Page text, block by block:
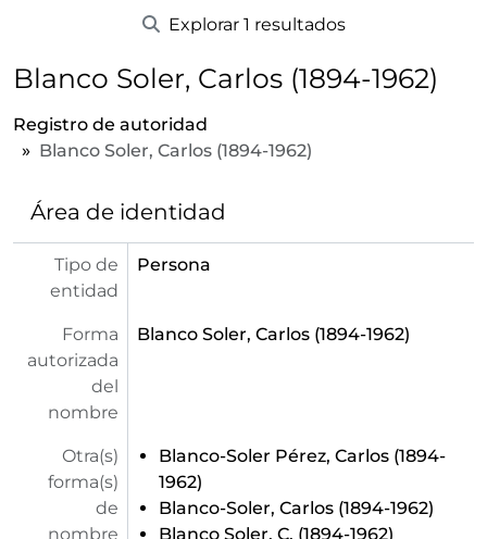
Explorar 1 resultados
Blanco Soler, Carlos (1894-1962)
Registro de autoridad
Blanco Soler, Carlos (1894-1962)
Área de identidad
Tipo de
entidad
Persona
Forma
autorizada
del
nombre
Blanco Soler, Carlos (1894-1962)
Otra(s)
forma(s)
de
nombre
Blanco-Soler Pérez, Carlos (1894-
1962)
Blanco-Soler, Carlos (1894-1962)
Blanco Soler, C. (1894-1962)